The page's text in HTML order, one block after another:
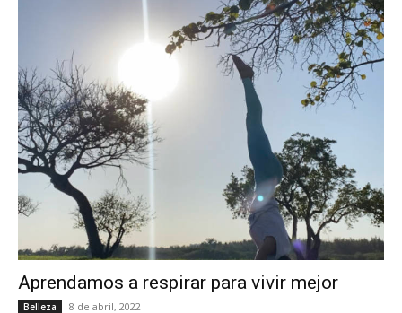
Aprendamos a respirar para vivir mejor
Belleza 8 de abril, 2022